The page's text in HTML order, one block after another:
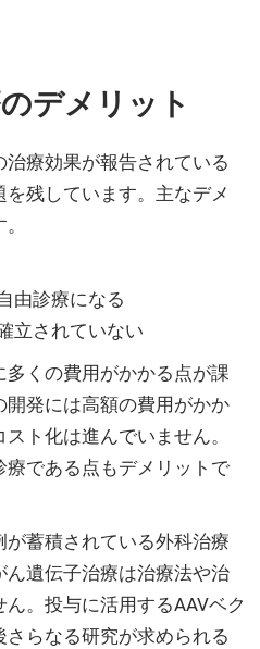
デメリット
療効果が報告されている
残しています。主なデメ
由診療になる
立されていない
くの費用がかかる点が課
発には高額の費用がかか
ト化は進んでいません。
である点もデメリットで
蓄積されている外科治療
遺伝子治療は治療法や治
。投与に活用するAAVベク
らなる研究が求められる